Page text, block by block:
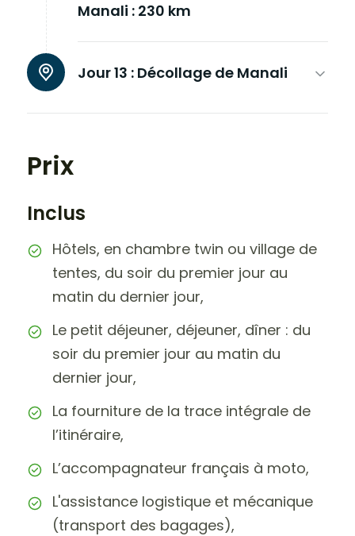
Manali : 230 km
Jour 13 : Décollage de Manali
Prix
Inclus
Hôtels, en chambre twin ou village de
tentes, du soir du premier jour au
matin du dernier jour,
Le petit déjeuner, déjeuner, dîner : du
soir du premier jour au matin du
dernier jour,
La fourniture de la trace intégrale de
l’itinéraire,
L’accompagnateur français à moto,
L'assistance logistique et mécanique
(transport des bagages),